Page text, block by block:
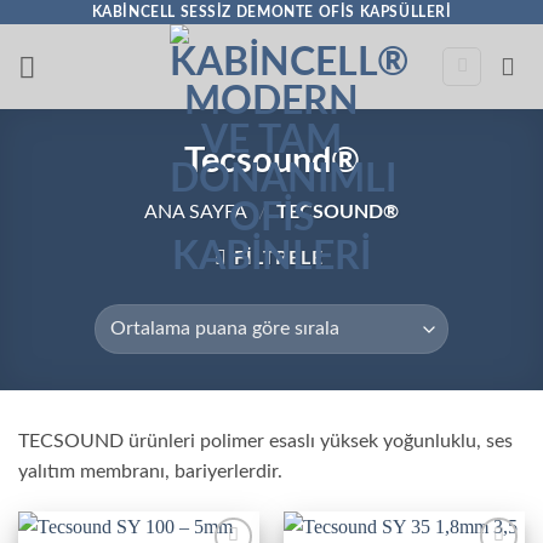
KABINCELL SESSIZ DEMONTE OFIS KAPSÜLLERI
Tecsound®
ANA SAYFA / TECSOUND®
FILTRELE
TECSOUND ürünleri polimer esaslı yüksek yoğunluklu, ses
yalıtım membranı, bariyerlerdir.